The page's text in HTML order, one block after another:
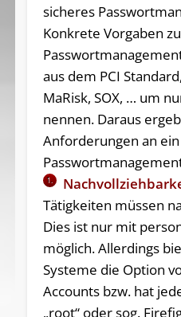
sicheres
Konkrete Vorgaben
aus dem PCI
MaRisk, SOX, … um
nennen. Daraus
Anforderungen an ein
1.
Tätigkeiten müssen
Dies ist nur mit
möglich. Allerdings
Systeme die Option
Accounts bzw. hat
„root“ oder sog.